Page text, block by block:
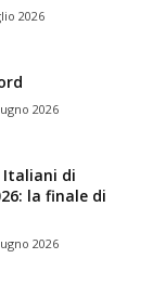
2026
2026
Italiani di
la finale di
2026